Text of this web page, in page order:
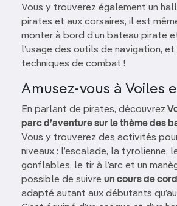
Vous y trouverez également un
pirates et aux corsaires, il est
monter à bord d’un bateau pirate
l’usage des outils de navigation, et
techniques de combat !
Amusez-vous à Voiles
En parlant de pirates, découvrez
parc d’aventure sur le thème des
Vous y trouverez des activités
niveaux : l’escalade, la tyrolienne,
gonflables, le tir à l’arc et un
possible de suivre un cours de
adapté autant aux débutants